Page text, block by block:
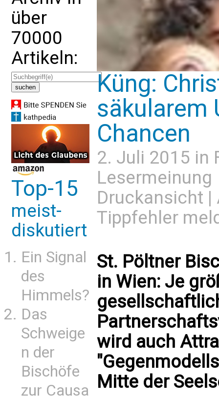
über
70000
Artikeln:
Top-15
meist-
diskutiert
Ein Signal
des
Himmels?
Das
Schweige
n der
Bischöfe
zur Causa
Küng:
säkularem
Chancen
2. Juli 2015 in
Lesermeinung
Druckansicht |
Tippfehler
St. Pöltner
in Wien: Je
wird auch
Mitte der